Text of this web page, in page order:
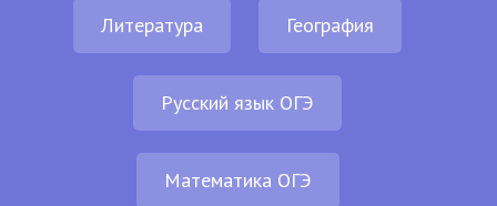
Литература География
Русский язык ОГЭ
Математика ОГЭ